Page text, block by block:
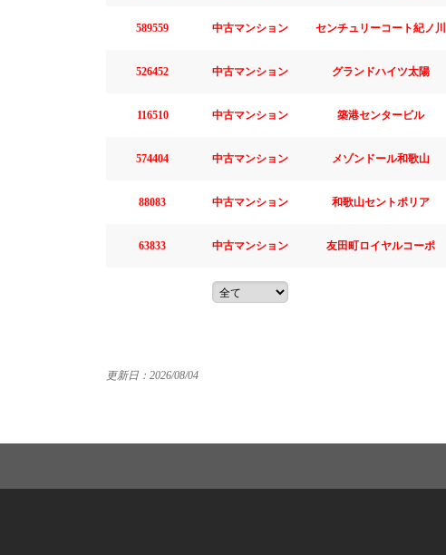
589559 中古マンション センチュリーコート紀ノ川
526452 中古マンション グランドハイツ太陽
116510 中古マンション 築港センタービル
574404 中古マンション メゾンドール和歌山
88083 中古マンション 和歌山セントポリア
63833 中古マンション 友田町ロイヤルコーポ
更新日：2026/08/04